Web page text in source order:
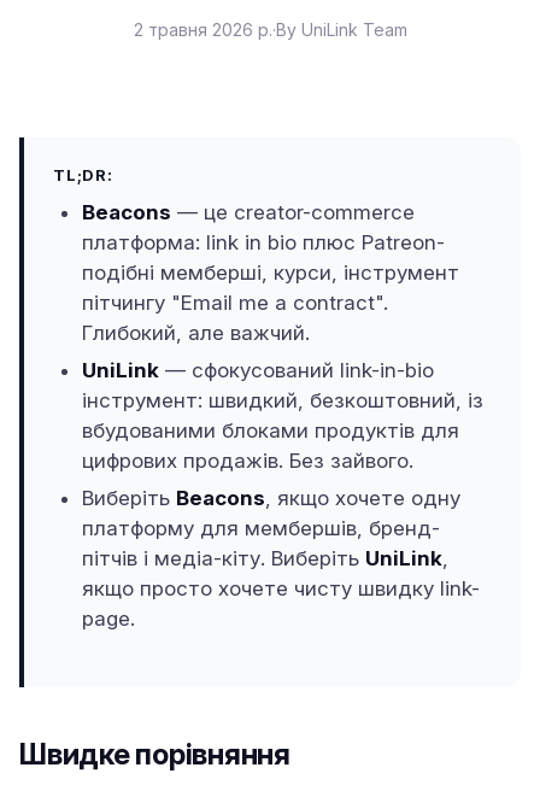
2 травня 2026 р.·By UniLink Team
TL;DR:
Beacons — це creator-commerce
платформа: link in bio плюс Patreon-
подібні мемберші, курси, інструмент
пітчингу "Email me a contract".
Глибокий, але важчий.
UniLink — сфокусований link-in-bio
інструмент: швидкий, безкоштовний, із
вбудованими блоками продуктів для
цифрових продажів. Без зайвого.
Виберіть Beacons, якщо хочете одну
платформу для мембершів, бренд-
пітчів і медіа-кіту. Виберіть UniLink,
якщо просто хочете чисту швидку link-
page.
Швидке порівняння